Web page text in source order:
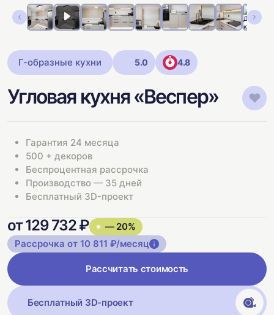
Г-образные кухни 5.0 4.8
Угловая кухня «Веспер»
Гарантия 24 месяца
500 + декоров
Беспроцентная рассрочка
Производство — 35 дней
Бесплатный 3D-проект
от 129 732 ₽
— 20%
Рассрочка от 10 811 ₽/месяц
Рассчитать стоимость
Бесплатный 3D-проект